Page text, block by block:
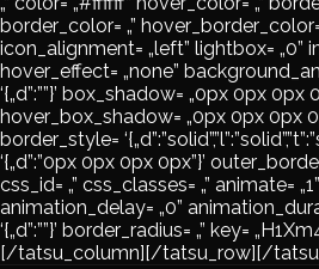
border_color= „” hover_border_color=
icon_alignment= „left” lightbox= „0”
hover_effect= „none”
‘{„d”:””}’ box_shadow= „0px 0px
hover_box_shadow= „0px 0px 0px
border_style=
‘{„d”:”0px 0px 0px 0px”}’
css_id= „” css_classes= „” animate=
animation_delay= „0”
‘{„d”:””}’ border_radius= „” key=
[/tatsu_column][/tatsu_row][/